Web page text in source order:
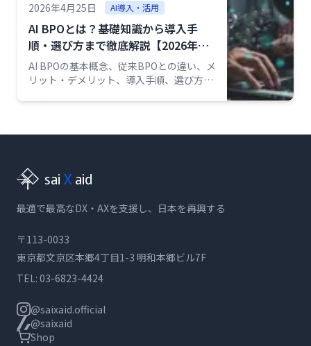
2026年4月25日
AI導入・活用
AI BPOとは？基礎知識から導入手
順・選び方まで徹底解説【2026年最
新】｜東京大学AI工学博士監修
AI BPOの基本概念、従来BPOとの違い、メ
リット・デメリット、導入手順、選び方を
sai X aid
最適で最高なDX・AXを支援し、日本を再興する
〒113-0033
東京都文京区本郷4丁目1-3 明和本郷ビル7F
TEL: 03-6823-4424
@saixaid.official
@saixaid
Shop